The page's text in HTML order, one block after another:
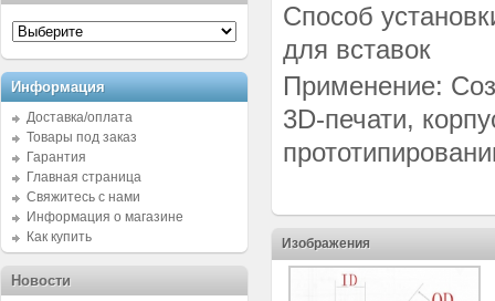
Способ
для вставок
Применение:
3D-печати,
Изображения
Информация
Доставка/оплата
Товары под заказ
Гарантия
Главная страница
Свяжитесь с нами
Информация о магазине
Как купить
Новости